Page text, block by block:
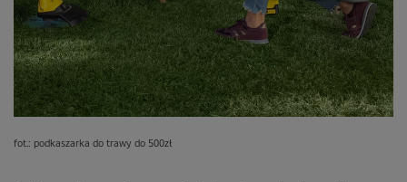
fot.: podkaszarka do trawy do 500zł